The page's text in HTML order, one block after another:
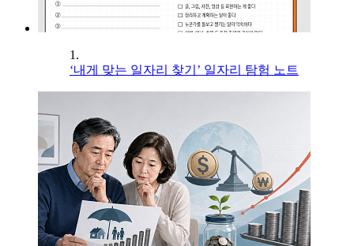
1.
‘내게 맞는 일자리 찾기’ 일자리 탐험 노트